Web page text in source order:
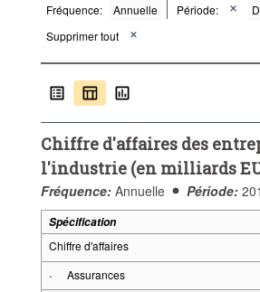
Fréquence: Annuelle Période:
Supprimer tout
Chiffre d'affaires des
l'industrie (en milliards
Fréquence: Annuelle Période:
Spécification
Chiffre d'affaires
· Assurances